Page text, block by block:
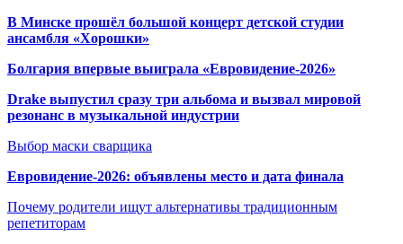
В Минске прошёл большой концерт детской студии
ансамбля «Хорошки»
Болгария впервые выиграла «Евровидение-2026»
Drake выпустил сразу три альбома и вызвал мировой
резонанс в музыкальной индустрии
Выбор маски сварщика
Евровидение-2026: объявлены место и дата финала
Почему родители ищут альтернативы традиционным
репетиторам